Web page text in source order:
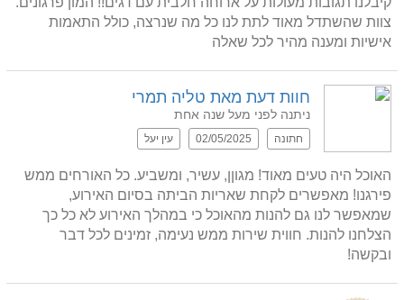
אישיות ומענה מהיר לכל שאלה
חוות דעת מאת טליה תמרי
ניתנה לפני מעל שנה אחת
חתונה 02/05/2025 עין יעל
ובקשה!